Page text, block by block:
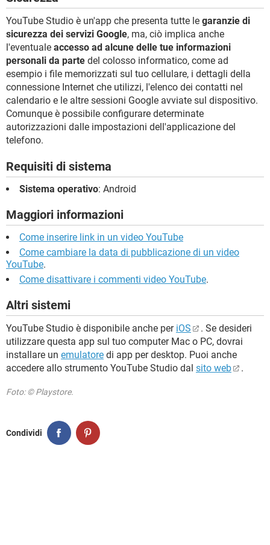
YouTube Studio è un'app che presenta tutte le garanzie di
sicurezza dei servizi Google, ma, ciò implica anche
l'eventuale accesso ad alcune delle tue informazioni
personali da parte del colosso informatico, come ad
esempio i file memorizzati sul tuo cellulare, i dettagli della
connessione Internet che utilizzi, l'elenco dei contatti nel
calendario e le altre sessioni Google avviate sul dispositivo.
Comunque è possibile configurare determinate
autorizzazioni dalle impostazioni dell'applicazione del
telefono.
Requisiti di sistema
Sistema operativo: Android
Maggiori informazioni
Come inserire link in un video YouTube
Come cambiare la data di pubblicazione di un video
YouTube.
Come disattivare i commenti video YouTube.
Altri sistemi
YouTube Studio è disponibile anche per iOS
. Se desideri
utilizzare questa app sul tuo computer Mac o PC, dovrai
installare un emulatore di app per desktop. Puoi anche
accedere allo strumento YouTube Studio dal sito web .
Foto: © Playstore.
Condividi